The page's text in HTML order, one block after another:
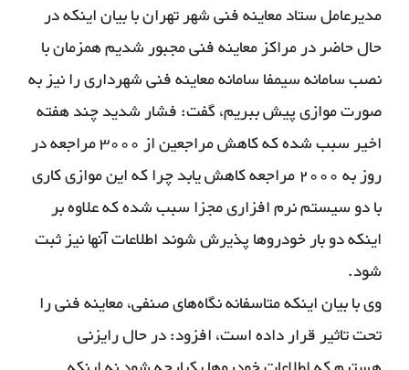
مدیرعامل ستاد معاینه فنی شهر تهران با بیان اینکه در
حال حاضر در مراکز معاینه فنی مجبور شدیم همزمان با
نصب سامانه سیمفا سامانه معاینه فنی شهرداری را نیز به
صورت موازی پیش ببریم، گفت: فشار شدید چند هفته
اخیر سبب شده که کاهش مراجعین از 3000 مراجعه در
روز به 2000 مراجعه کاهش یابد چرا که این موازی کاری
با دو سیستم نرم افزاری مجزا سبب شده که علاوه بر
اینکه دو بار خودروها پذیرش شوند اطلاعات آنها نیز ثبت
شود.
وی با بیان اینکه متاسفانه نگاه‌های صنفی، معاینه فنی را
تحت تاثیر قرار داده است، افزود: در حال رایزنی